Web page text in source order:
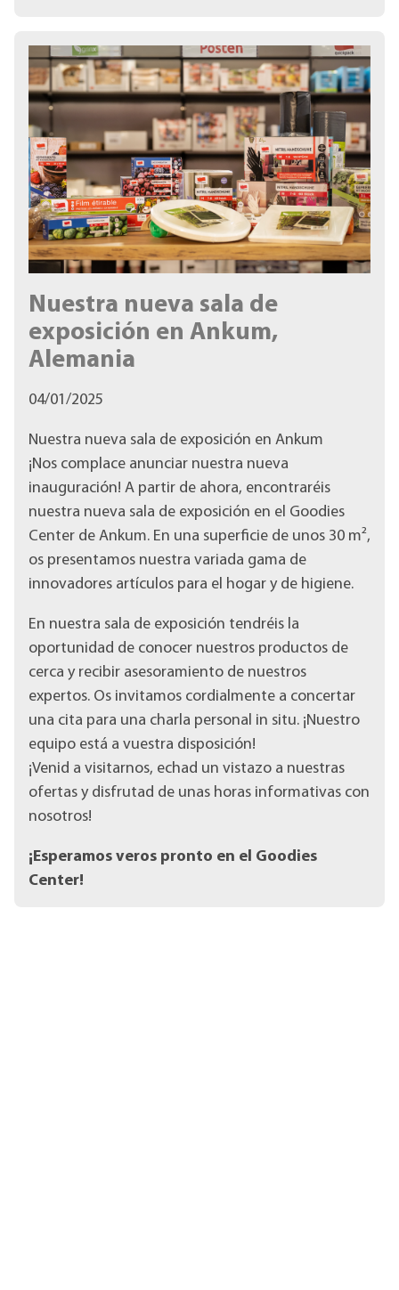
Nuestra nueva sala de
exposición en Ankum,
Alemania
04/01/2025
Nuestra nueva sala de exposición en Ankum
¡Nos complace anunciar nuestra nueva
inauguración! A partir de ahora, encontraréis
nuestra nueva sala de exposición en el Goodies
Center de Ankum. En una superficie de unos 30 m²,
os presentamos nuestra variada gama de
innovadores artículos para el hogar y de higiene.
En nuestra sala de exposición tendréis la
oportunidad de conocer nuestros productos de
cerca y recibir asesoramiento de nuestros
expertos. Os invitamos cordialmente a concertar
una cita para una charla personal in situ. ¡Nuestro
equipo está a vuestra disposición!
¡Venid a visitarnos, echad un vistazo a nuestras
ofertas y disfrutad de unas horas informativas con
nosotros!
¡Esperamos veros pronto en el Goodies
Center!